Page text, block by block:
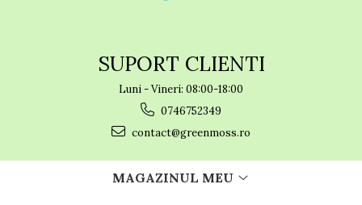
SUPORT CLIENTI
Luni - Vineri: 08:00-18:00
0746752349
contact@greenmoss.ro
MAGAZINUL MEU